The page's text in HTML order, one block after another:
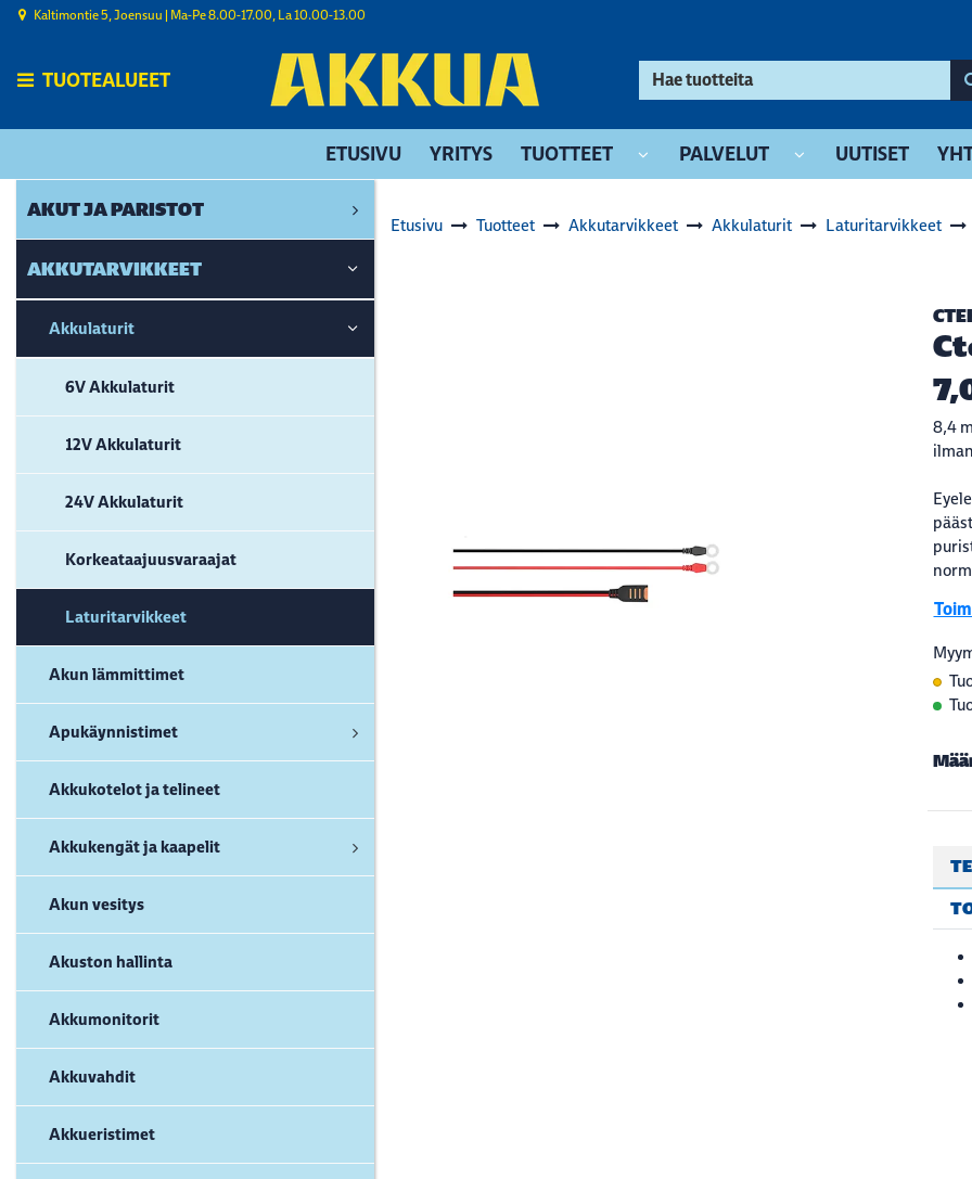
Siirry pääsisältöön
Kaltimontie 5, Joensuu | ​Ma-Pe 8.00-17.00, La 10.00-13.00
TUOTEALUEET
ETUSIVU YRITYS TUOTTEET PALVELUT UUTISET
AKUT JA PARISTOT
AKKUTARVIKKEET
Akkulaturit
6V Akkulaturit
12V Akkulaturit
24V Akkulaturit
Korkeataajuusvaraajat
Laturitarvikkeet
Akun lämmittimet
Apukäynnistimet
Akkukotelot ja telineet
Akkukengät ja kaapelit
Akun vesitys
Akuston hallinta
Akkumonitorit
Akkuvahdit
Akkueristimet
Etusivu Tuotteet Akkutarvikkeet Akkulaturit Laturitarvikkeet
8,4